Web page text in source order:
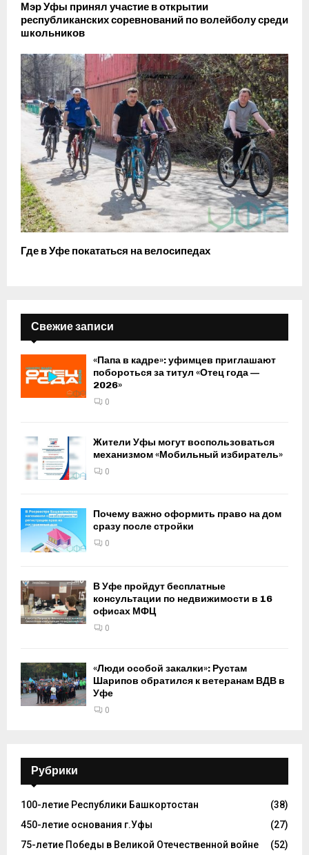
Мэр Уфы принял участие в открытии
республиканских соревнований по волейболу среди
школьников
Где в Уфе покататься на велосипедах
Свежие записи
«Папа в кадре»: уфимцев приглашают
побороться за титул «Отец года —
2026»
0
Жители Уфы могут воспользоваться
механизмом «Мобильный избиратель»
0
Почему важно оформить право на дом
сразу после стройки
0
В Уфе пройдут бесплатные
консультации по недвижимости в 16
офисах МФЦ
0
«Люди особой закалки»: Рустам
Шарипов обратился к ветеранам ВДВ в
Уфе
0
Рубрики
100-летие Республики Башкортостан
(38)
450-летие основания г.Уфы
(27)
75-летие Победы в Великой Отечественной войне
(52)